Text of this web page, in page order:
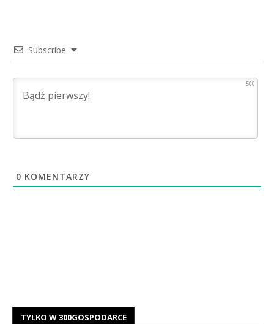
Subscribe
500
0 KOMENTARZY
TYLKO W 300GOSPODARCE